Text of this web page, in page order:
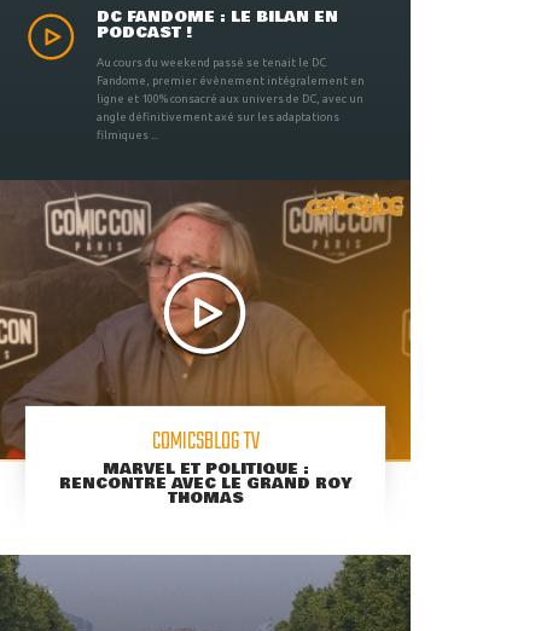
DC FANDOME : LE BILAN EN
PODCAST !
Au cours du weekend passé se tenait le DC
Fandome, premier évènement intégralement en
ligne et 100% consacré aux univers de DC, avec un
angle définitivement axé sur les adaptations
filmiques ...
COMICSBLOG TV
MARVEL ET POLITIQUE :
RENCONTRE AVEC LE GRAND ROY
THOMAS